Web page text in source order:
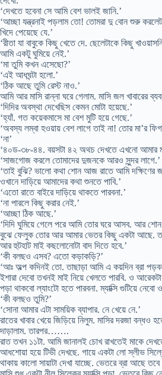
‘দেখতে হবেনা সে আমি বেশ ভালই জানি.’
‘আচ্ছা যন্ত্রনাই পড়লাম তো! তোমরা দু বোন শুরু
খিদে পেয়েছে যে.’
‘রীতা যা বাবুকে কিছু খেতে দে. ছেলেটাকে কিছু
আমি একটু ঘুমিয়ে নেই.’
‘মা তুমি কখন এসেছো?’
‘এই আধঘন্টা হলো.’
‘ঠিক আছে তুমি রেস্ট নাও.’
আমি আর মাসি রান্না ঘরে গেলাম. মাসি জল খাবারের
‘দিদির অবস্থা দেখেছিস কেমন মোটা হয়েছে.’
‘হ্যাঁ. গত কয়েকমাসে মা বেশ মুটি হয়ে গেছে.’
‘অবস্য লম্বা হওয়ায় বেশ লাগে তাই না! তোর মা’র
‘না’
‘৪০ড-৩৮-৪৪. বয়সটা ৪২ অথচ দেখতে এখনো আমার
‘সাজগোজ করলে তোমাদের দুজনকে আরও সুন্দর লাগে.’
‘তাই বুঝি? ভালো কথা শোন আজ রাতে আমি দক্ষিণের
ওখানে দাড়িয়ে আমাদের কথা শুনতে পাবি.’
‘এতো রাতে বাইরে দাড়িয়ে থাকতে পারবনা.’
‘না পারলে কিছু করার নেই.’
‘আচ্ছা ঠিক আছে.’
‘দিদি ঘুমিয়ে গেলে পরে আমি তোর ঘরে আসব. আর
বুঝে ফেলুক তোর আর আমার ভেতর কিছু একটা আছে.
আর হুটহাট মাই কছলোনোটা বাদ দিতে হবে.’
‘কী বলছও এসব? এতো কড়াকড়ি?’
‘আঃ অল্প কদিনই তো. তাছাড়া আমি এ কয়দিন ব্রা
ইশারা দেবো তখনই মাই নিয়ে খেলতে পারবি. ও আরেকটা
পড়া থাকবো ল্যাংটো হতে পারবনা. ম্যাক্সি গুটিয়ে
‘কী বলছও তুমি?’
‘সোনা আমার এটা সাময়িক ব্যাপার. নে খেয়ে নে.’
রাতের খাবার খেয়ে জিড়িয়ে নিলুম. মাসির দরজা বন্ধও
দাড়ালাম. তারপর…….
রাত তখন ১১টা. আমি জানালই চোখ রাখতেই মাকে
আধশোয়া হয়ে টিভী দেখছে. গায়ে একটা লো স্লীভ
থাকায় কালো সায়াটা দেখা যাচ্ছে. ভেতরে ব্রা আছে তবে